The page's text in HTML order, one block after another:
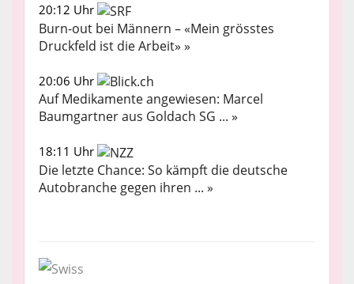
20:12 Uhr
Burn-out bei Männern – «Mein grösstes
Druckfeld ist die Arbeit» »
20:06 Uhr
Auf Medikamente angewiesen: Marcel
Baumgartner aus Goldach SG ... »
18:11 Uhr
Die letzte Chance: So kämpft die deutsche
Autobranche gegen ihren ... »